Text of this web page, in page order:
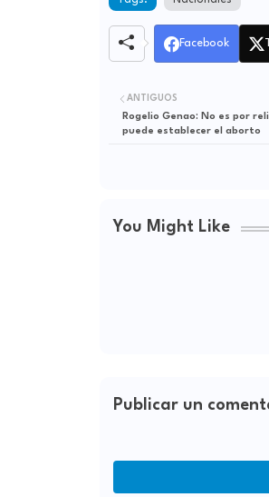
Facebook
ANTIGUOS
Rogelio Genao: No es por
puede establecer el aborto
You Might Like
Publicar un